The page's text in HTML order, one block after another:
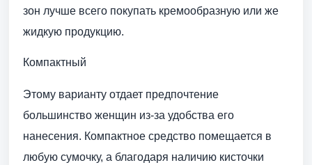
зон лучше всего покупать кремообразную или же
жидкую продукцию.
Компактный
Этому варианту отдает предпочтение
большинство женщин из-за удобства его
нанесения. Компактное средство помещается в
любую сумочку, а благодаря наличию кисточки